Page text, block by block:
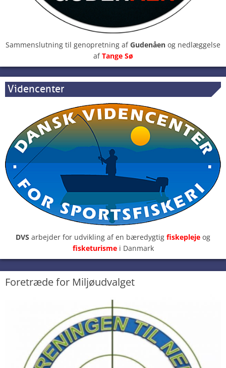
Sammenslutning til genopretning afGudenåen og nedlæggelse
afTange Sø
Videncenter
DVS arbejder for udvikling af en bæredygtig fiskepleje og
fisketurisme i Danmark
Foretræde for Miljøudvalget